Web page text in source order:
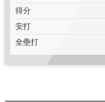
得分
安打
全壘打